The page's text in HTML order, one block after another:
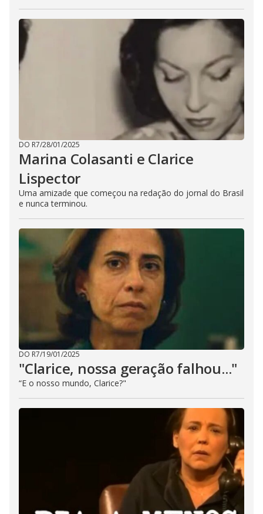
DO R7/28/01/2025
Marina Colasanti e Clarice
Lispector
Uma amizade que começou na redação do jornal do Brasil
e nunca terminou.
DO R7/19/01/2025
"Clarice, nossa geração falhou..."
“E o nosso mundo, Clarice?"